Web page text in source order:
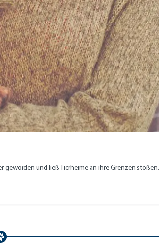
geworden und ließ Tierheime an ihre Grenzen stoßen.